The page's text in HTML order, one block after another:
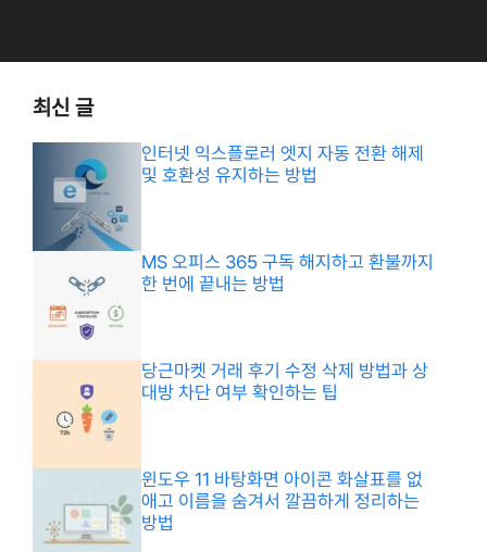
최신 글
인터넷 익스플로러 엣지 자동 전환 해제
및 호환성 유지하는 방법
MS 오피스 365 구독 해지하고 환불까지
한 번에 끝내는 방법
당근마켓 거래 후기 수정 삭제 방법과 상
대방 차단 여부 확인하는 팁
윈도우 11 바탕화면 아이콘 화살표를 없
애고 이름을 숨겨서 깔끔하게 정리하는
방법